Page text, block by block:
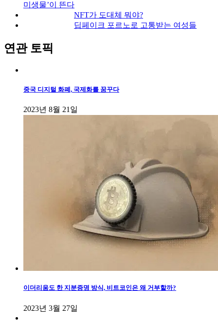
미생물’이 뜬다
NFT가 도대체 뭐야?
딥페이크 포르노로 고통받는 여성들
연관 토픽
중국 디지털 화폐, 국제화를 꿈꾸다
2023년 8월 21일
이더리움도 한 지분증명 방식, 비트코인은 왜 거부할까?
2023년 3월 27일